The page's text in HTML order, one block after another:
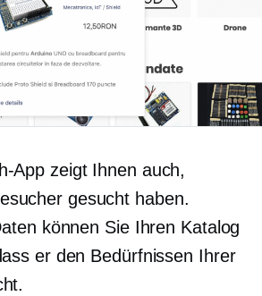
App zeigt Ihnen auch,
gesucht haben.
können Sie Ihren Katalog
er den Bedürfnissen Ihrer